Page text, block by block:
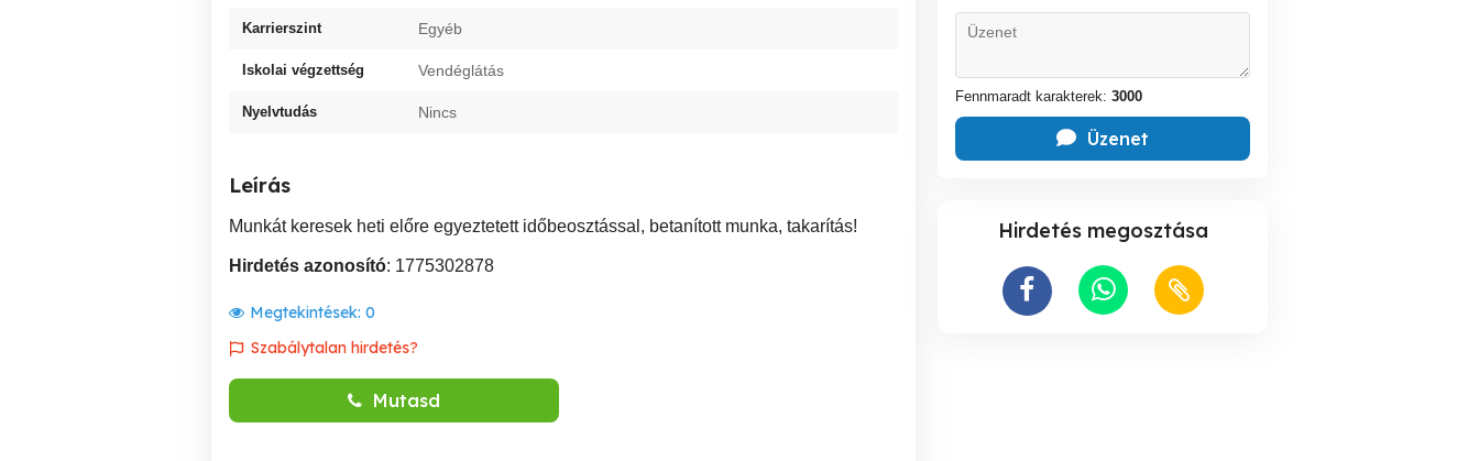
Karrierszint Egyéb
Iskolai végzettség Vendéglátás
Nyelvtudás Nincs
Leírás
Munkát keresek heti előre egyeztetett időbeosztással, betanított munka, takarítás!
Hirdetés azonosító: 1775302878
Megtekintések: 0
Szabálytalan hirdetés?
Mutasd
Fennmaradt karakterek: 3000
Üzenet
Hirdetés megosztása